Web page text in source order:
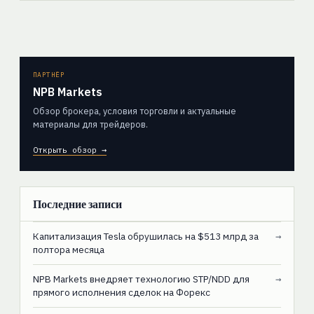
ПАРТНЁР
NPB Markets
Обзор брокера, условия торговли и актуальные
материалы для трейдеров.
Открыть обзор →
Последние записи
Капитализация Tesla обрушилась на $513 млрд за
полтора месяца
→
NPB Markets внедряет технологию STP/NDD для
прямого исполнения сделок на Форекс
→